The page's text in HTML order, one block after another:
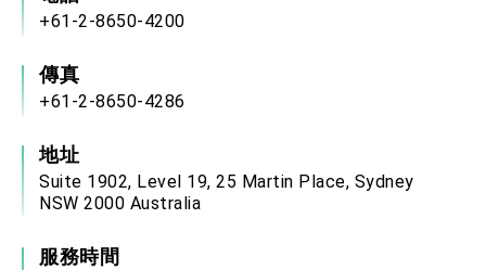
+61-2-8650-4200
傳真
+61-2-8650-4286
地址
Suite 1902, Level 19, 25 Martin Place, Sydney
NSW 2000 Australia
服務時間